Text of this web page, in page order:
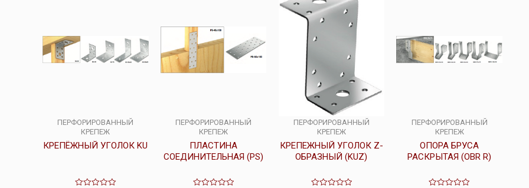
ПЕРФОРИРОВАННЫЙ
КРЕПЕЖ
КРЕПЁЖНЫЙ УГОЛОК KU
ПЕРФОРИРОВАННЫЙ
КРЕПЕЖ
ПЛАСТИНА
СОЕДИНИТЕЛЬНАЯ (PS)
ПЕРФОРИРОВАННЫЙ
КРЕПЕЖ
КРЕПЕЖНЫЙ УГОЛОК Z-
ОБРАЗНЫЙ (KUZ)
ПЕРФОРИРОВАННЫЙ
КРЕПЕЖ
ОПОРА БРУСА
РАСКРЫТАЯ (OBR R)